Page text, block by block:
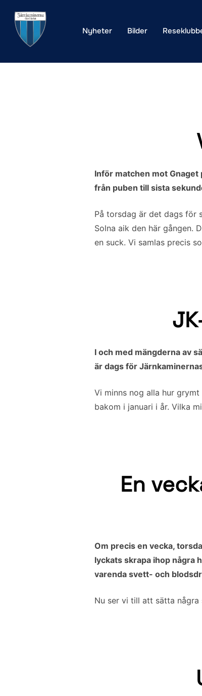
innehåll
Nyheter Bilder
Inför matchen mot Gnaget
från puben till sista
På torsdag är det dags för
Solna aik den här gången.
en suck. Vi samlas precis
I och med mängderna av
är dags för
Vi minns nog alla hur
bakom i januari i år. Vilka
En
Om precis en vecka,
lyckats skrapa ihop några
varenda svett- och
Nu ser vi till att sätta några